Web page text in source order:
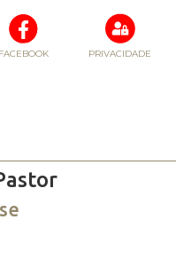
FACEBOOK PRIVACIDADE